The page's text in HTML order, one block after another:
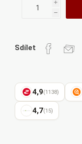
i
h
Sdílet
4,9(1138)
4,7(15)